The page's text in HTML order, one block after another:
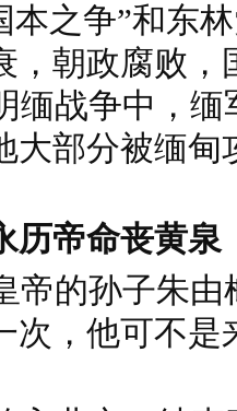
本之争”和东
，朝政腐败
缅战争中，
大部分被缅甸
历帝命丧黄泉
的孙子朱由
次，他可不是